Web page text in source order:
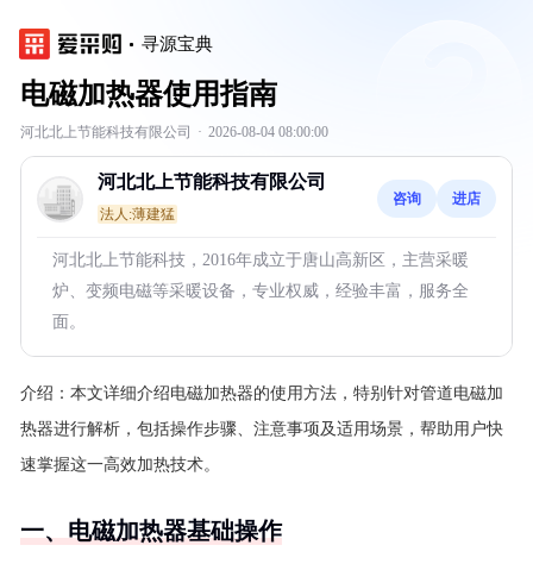
寻源宝典
电磁加热器使用指南
河北北上节能科技有限公司 · 2026-08-04 08:00:00
河北北上节能科技有限公司
法人:薄建猛
咨询 进店
河北北上节能科技，2016年成立于唐山高新区，主营采暖
炉、变频电磁等采暖设备，专业权威，经验丰富，服务全
面。
介绍： 本文详细介绍电磁加热器的使用方法，特别针对管道电磁加
热器进行解析，包括操作步骤、注意事项及适用场景，帮助用户快
速掌握这一高效加热技术。
一、电磁加热器基础操作